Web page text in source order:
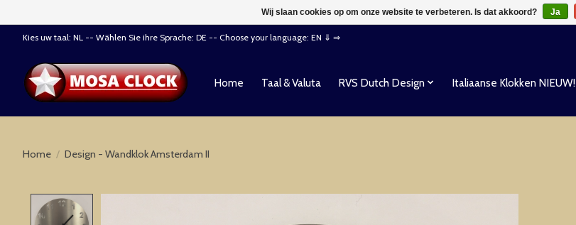
Kies uw taal: NL -- Wählen Sie ihre Sprache: DE -- Choose your language: EN ⇓ ⇒
Home Taal & Valuta RVS Dutch Design Italiaanse Klokken NIEUW!
Home / Design - Wandklok Amsterdam II
Wij slaan cookies op om onze website te verbeteren. Is dat akkoord? Ja